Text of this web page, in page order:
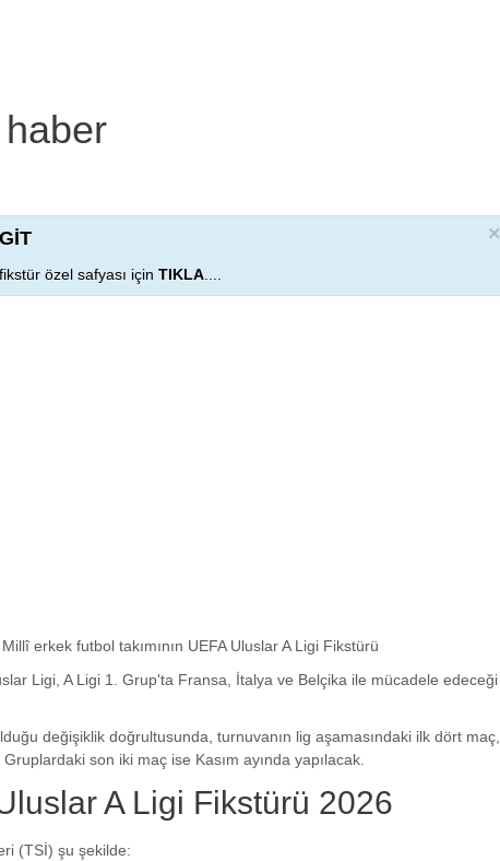
×
özel safyası için TIKLA
Millî erkek futbol takımının UEFA Uluslar A Ligi Fikstürü
Ligi, A Ligi 1. Grup'ta Fransa, İtalya ve Belçika ile mücadele edeceği
değişiklik doğrultusunda, turnuvanın lig aşamasındaki ilk dört maç,
son iki maç ise Kasım ayında yapılacak.
A Ligi Fikstürü 2026
(TSİ) şu şekilde: